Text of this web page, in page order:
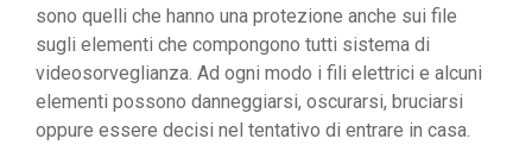
sono quelli che hanno una protezione anche sui file
sugli elementi che compongono tutti sistema di
videosorveglianza. Ad ogni modo i fili elettrici e alcuni
elementi possono danneggiarsi, oscurarsi, bruciarsi
oppure essere decisi nel tentativo di entrare in casa.